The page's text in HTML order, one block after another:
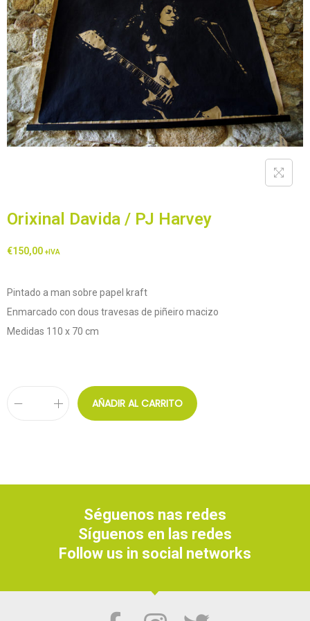
Orixinal Davida / PJ Harvey
€150,00 +IVA
Pintado a man sobre papel kraft
Enmarcado con dous travesas de piñeiro macizo
Medidas 110 x 70 cm
AÑADIR AL CARRITO
Séguenos nas redes
Síguenos en las redes
Follow us in social networks